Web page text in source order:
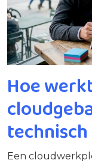
Hoe
Een